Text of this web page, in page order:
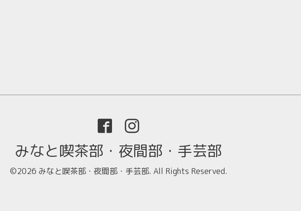
みなと喫茶部・夜間部・手芸部
©2026 みなと喫茶部・夜間部・手芸部. All Rights Reserved.